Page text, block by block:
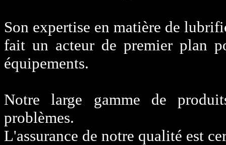
Son expertise en matière de
fait un acteur de premier plan
équipements.
Notre large gamme de
problèmes.
L'assurance de notre qualité est